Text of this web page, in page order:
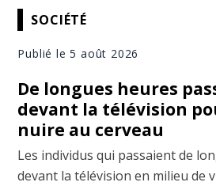
SOCIÉTÉ
Publié le 5 août 2026
De longues heures
devant la télévision
nuire au cerveau
Les individus qui passaient de
devant la télévision en milieu de